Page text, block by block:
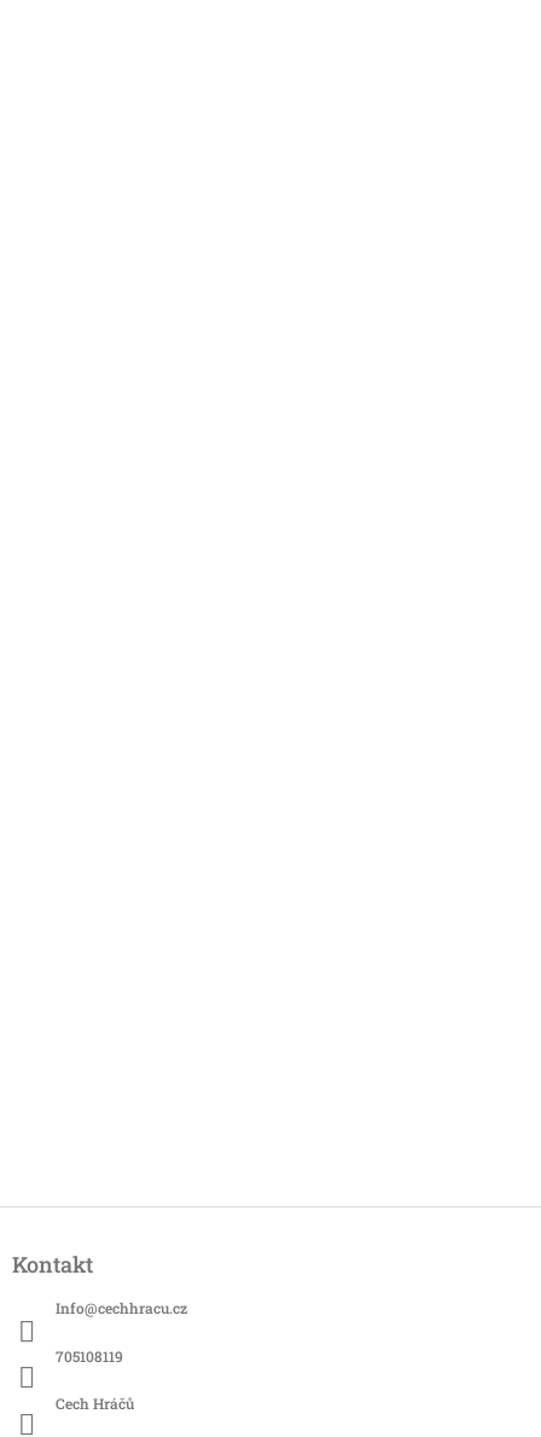
pKontakt
Info@cechhracu.cz
705108119
Cech Hráčů